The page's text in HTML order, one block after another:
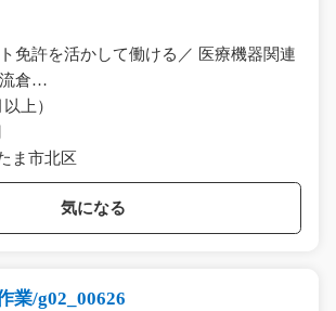
免許を活かして働ける／ 医療機器関連
流倉…
上）
ま市北区
気になる
業/g02_00626